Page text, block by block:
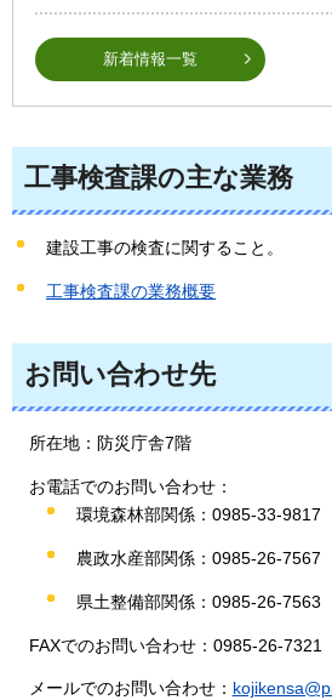
新着情報一覧
工事検査課の主な業務
建設工事の検査に関すること。
工事検査課の業務概要
お問い合わせ先
所在地：防災庁舎7階
お電話でのお問い合わせ：
環境森林部関係：0985-33-9817
農政水産部関係：0985-26-7567
県土整備部関係：0985-26-7563
FAXでのお問い合わせ：0985-26-7321
メールでのお問い合わせ：